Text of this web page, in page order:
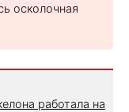
осколочная
работала на